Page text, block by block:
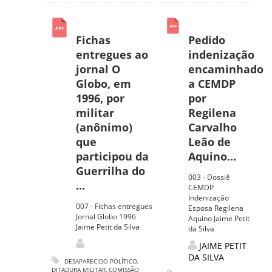
Fichas
entregues ao
jornal O
Globo, em
1996, por
militar
(anônimo)
que
participou da
Guerrilha do
...
007 - Fichas entregues
Jornal Globo 1996
Jaime Petit da Silva
DESAPARECIDO POLÍTICO,
DITADURA MILITAR, COMISSÃO
Pedido
indenização
encaminhado
a CEMDP
por
Regilena
Carvalho
Leão de
Aquino...
003 - Dossiê
CEMDP
Indenização
Esposa Regilena
Aquino Jaime Petit
da Silva
JAIME PETIT
DA SILVA